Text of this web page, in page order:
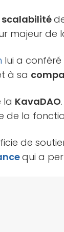
scalabilité
majeur de
lui a
à sa
la KavaDAO
de la
de
qui a